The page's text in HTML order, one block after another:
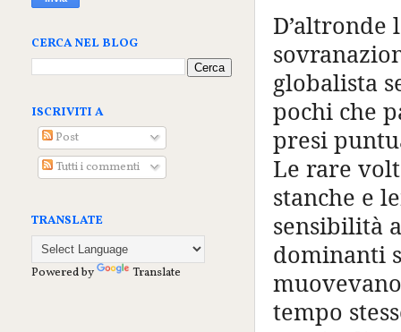
globalista
pochi che
presi
Le rare
stanche e
sensibilità
dominanti
tempo
CERCA NEL BLOG
ISCRIVITI A
Post
Tutti i commenti
TRANSLATE
Powered by Translate